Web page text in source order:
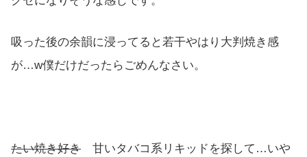
吸った後の余韻に浸ってると若干やはり大判焼き感
が…w僕だけだったらごめんなさい。
たい焼き好き 甘いタバコ系リキッドを探して…いや